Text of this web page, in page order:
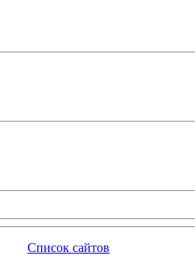
Список сайтов